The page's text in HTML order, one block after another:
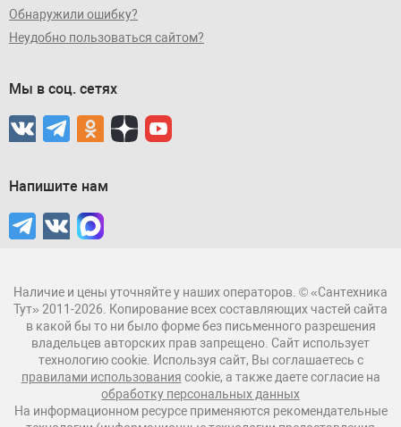
Обнаружили ошибку?
Неудобно пользоваться сайтом?
Мы в соц. сетях
Напишите нам
Наличие и цены уточняйте у наших операторов. © «Сантехника
Тут» 2011-2026. Копирование всех составляющих частей сайта
в какой бы то ни было форме без письменного разрешения
владельцев авторских прав запрещено. Сайт использует
технологию cookie. Используя сайт, Вы соглашаетесь с
правилами использования cookie, а также даете согласие на
обработку персональных данных
На информационном ресурсе применяются рекомендательные